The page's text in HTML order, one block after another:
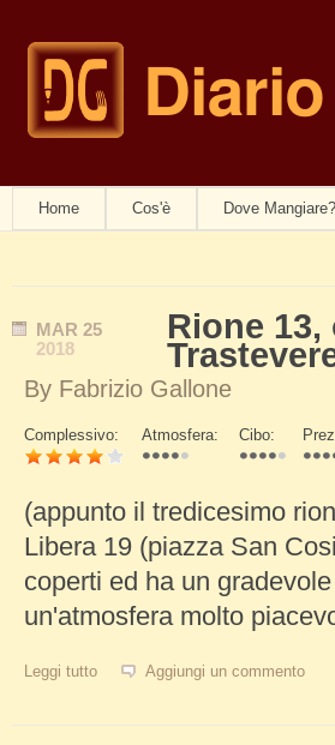
navwom
Home Cos'è Dove Mangiare?
MAR 25
2018
Rione
By Fabrizio Gallone
Schede Verticali
Complessivo: Atmosfera: Cibo:
(appunto il tredicesimo
Libera 19 (piazza San
coperti ed ha un
un'atmosfera molto
Leggi tutto su Rione 13, ottimo ristorante a
Aggiungi un commento